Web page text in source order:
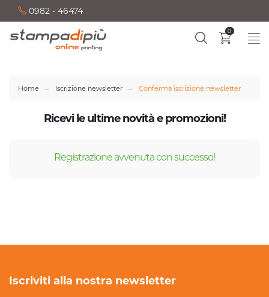
0982 - 46474
0
Home Iscrizione newsletter Conferma iscrizione newsletter
Ricevi le ultime novità e promozioni!
Registrazione avvenuta con successo!
Iscriviti alla nostra newsletter